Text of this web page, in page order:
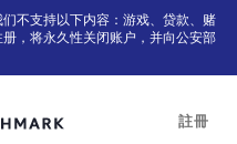
不支持以下内容：游戏、贷款、赌
，将永久性关闭账户，并向公安部
註冊